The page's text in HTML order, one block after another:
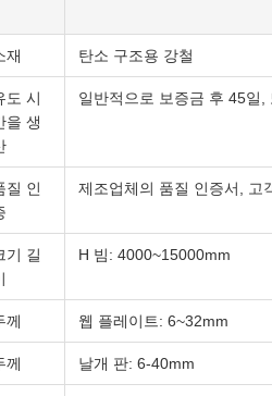
재 탄소 구조용 강철
도 시
을 생
일반적으로 보증금 후 45일,
질 인
제조업체의 품질 인증서, 고
기 길
H 빔: 4000~15000mm
께 웹 플레이트: 6~32mm
께 날개 판: 6-40mm